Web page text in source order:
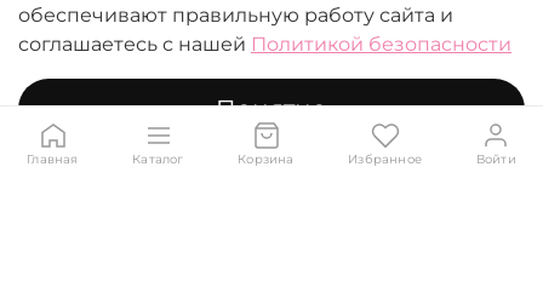
© 2026 FERRASKIN.
Любое использование контента без письменного
разрешения запрещено
обеспечивают правильную работу сайта и
соглашаетесь с нашей Политикой безопасности
Понятно
Главная Каталог Корзина Избранное Войти